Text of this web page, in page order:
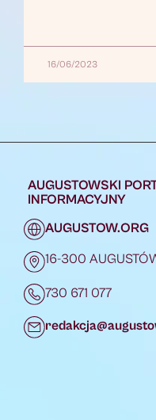
16/06/2023
AUGUSTOWSKI
INFORMACYJNY
AUGUSTOW.ORG
16-300
730 671 077